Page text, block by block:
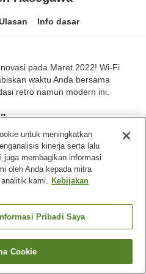
Info dasar
pada Maret 2022! Wi-Fi
waktu Anda bersama
retro namun modern ini.
Mesin penjual otomatis
kamar
untuk meningkatkan
kinerja serta lalu
membagikan informasi
oleh Anda kepada mitra
kami. Kebijakan
Pribadi Saya
Cookie